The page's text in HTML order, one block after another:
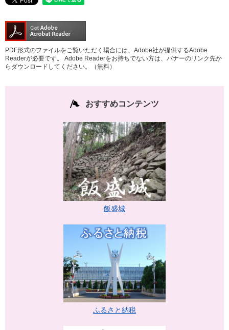
PDF形式のファイルをご覧いただく場合には、Adobe社が提供するAdobe
Readerが必要です。
Adobe Readerをお持ちでない方は、バナーのリンク先か
らダウンロードしてください。（無料）
おすすめコンテンツ
飯盛城
ふるさと納税